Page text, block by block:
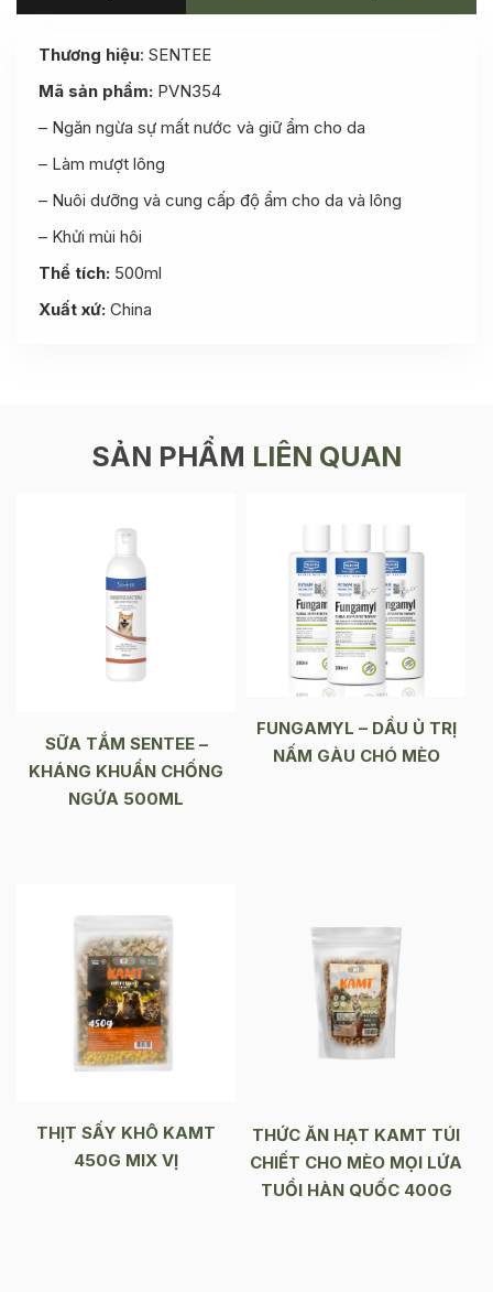
Thương hiệu: SENTEE
Mã sản phẩm: PVN354
– Ngăn ngừa sự mất nước và giữ ẩm cho da
– Làm mượt lông
– Nuôi dưỡng và cung cấp độ ẩm cho da và lông
– Khửi mùi hôi
Thể tích: 500ml
Xuất xứ: China
SẢN PHẨM LIÊN QUAN
SỮA TẮM SENTEE –
KHÁNG KHUẨN CHỐNG
NGỨA 500ML
FUNGAMYL – DẦU Ủ TRỊ
NẤM GÀU CHÓ MÈO
THỊT SẤY KHÔ KAMT
450G MIX VỊ
THỨC ĂN HẠT KAMT TÚI
CHIẾT CHO MÈO MỌI LỨA
TUỔI HÀN QUỐC 400G